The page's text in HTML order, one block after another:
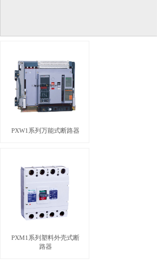
PXW1系列万能式断路器
PXM1系列塑料外壳式断
路器